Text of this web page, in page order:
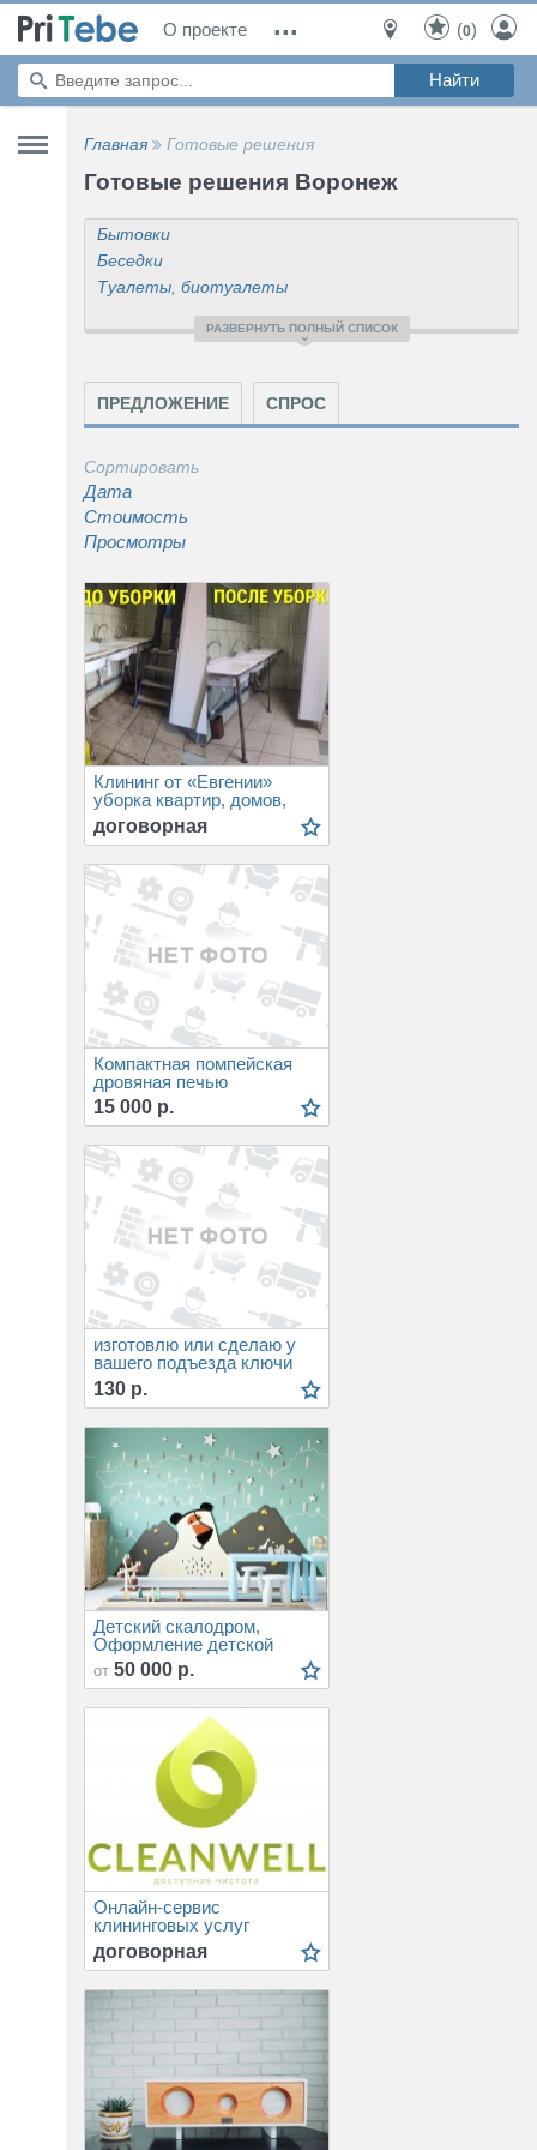
О проекте ... (0)
Главная Готовые решения
Готовые решения Воронеж
Бытовки
Беседки
Туалеты, биотуалеты
Септики
Теплицы
Газоны рулонные
Душ
Ангары и гаражи готовые
Дома готовые, модульные дома
Быстровозводимые сооружения
ПРОЧЕЕ (Готовые решения)
РАЗВЕРНУТЬ ПОЛНЫЙ СПИСОК
ПРЕДЛОЖЕНИЕ СПРОС
Сортировать
Дата
Стоимость
Просмотры
Клининг от «Евгении»
уборка квартир, домов,
офисов в Воронеже
договорная
Компактная помпейская
дровяная печью
15 000 р.
изготовлю или сделаю у
вашего подъезда ключи
для домофона
130 р.
Детский скалодром,
Оформление детской
от 50 000 р.
Онлайн-сервис
клининговых услуг
CleanWell в Воронеже
договорная